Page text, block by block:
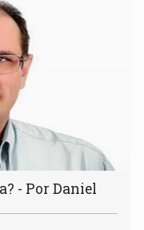
- Por Daniel